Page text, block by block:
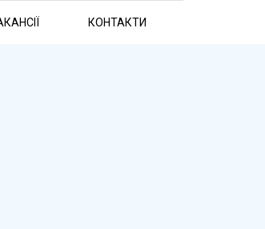
КОНТАКТИ